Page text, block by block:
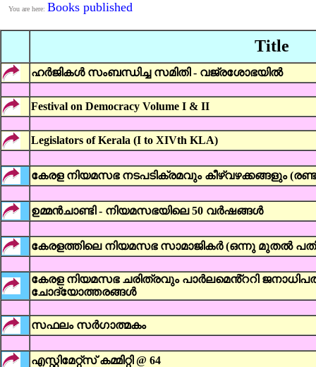
You are here: Books published
Title
ഹർജികൾ സംബന്ധിച്ച സമിതി - വജ്രശോഭയിൽ
Festival on Democracy Volume I & II
Legislators of Kerala (I to XIVth KLA)
കേരള നിയമസഭ നടപടിക്രമവും കീഴ്വഴക്കങ്ങളും
ഉമ്മൻചാണ്ടി - നിയമസഭയിലെ 50 വർഷങ്ങൾ
കേരളത്തിലെ നിയമസഭ സാമാജികർ (ഒന്നു മുതൽ
കേരള നിയമസഭ ചരിത്രവും പാർലമെൻ്ററി
ചോദ്യോത്തരങ്ങൾ
സഫലം സർഗാത്മകം
എസ്റ്റിമേറ്റ്സ് കമ്മിറ്റി @ 64